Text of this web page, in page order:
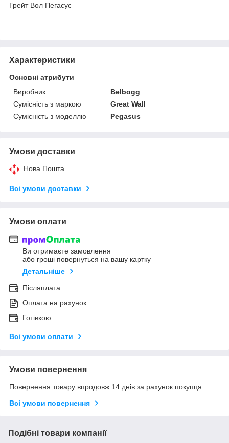
Грейт Вол Пегасус
Характеристики
Основні атрибути
Виробник
Belbogg
Сумісність з маркою
Great Wall
Сумісність з моделлю
Pegasus
Умови доставки
Нова Пошта
Всі умови доставки
Умови оплати
Ви отримаєте замовлення
або гроші повернуться на вашу картку
Детальніше
Післяплата
Оплата на рахунок
Готівкою
Всі умови оплати
Умови повернення
Повернення товару впродовж 14 днів за рахунок покупця
Всі умови повернення
Подібні товари компанії